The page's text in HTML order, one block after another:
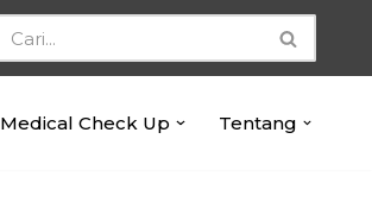
Medical Check Up Tentang